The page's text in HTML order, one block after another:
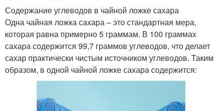
Содержание углеводов в чайной ложке сахара
Одна чайная ложка сахара – это стандартная мера,
которая равна примерно 5 граммам. В 100 граммах
сахара содержится 99,7 граммов углеводов, что делает
сахар практически чистым источником углеводов. Таким
образом, в одной чайной ложке сахара содержится: